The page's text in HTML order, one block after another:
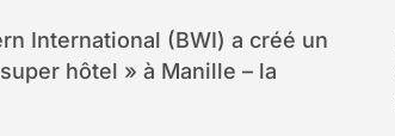
hôtel » à Manille – la